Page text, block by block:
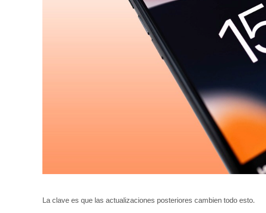
La clave es que las actualizaciones posteriores cambien todo esto.